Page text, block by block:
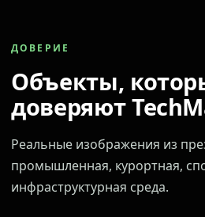
ДОВЕРИЕ
Объекты,
доверяют
Реальные изображения из
промышленная, курортная,
инфраструктурная среда.